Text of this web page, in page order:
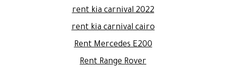
rent kia carnival 2022
rent kia carnival cairo
Rent Mercedes E200
Rent Range Rover